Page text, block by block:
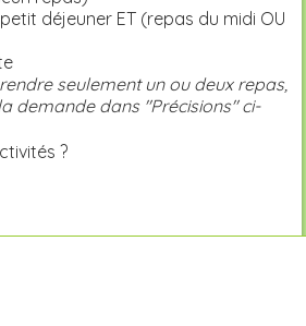
déjeuner ET (repas du midi OU
seulement un ou deux repas,
demande dans "Précisions" ci-
?